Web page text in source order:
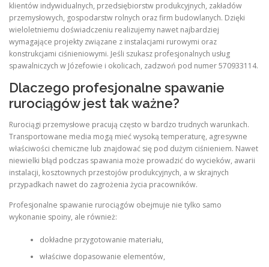
klientów indywidualnych, przedsiębiorstw produkcyjnych, zakładów
przemysłowych, gospodarstw rolnych oraz firm budowlanych. Dzięki
wieloletniemu doświadczeniu realizujemy nawet najbardziej
wymagające projekty związane z instalacjami rurowymi oraz
konstrukcjami ciśnieniowymi. Jeśli szukasz profesjonalnych usług
spawalniczych w Józefowie i okolicach, zadzwoń pod numer 570933114.
Dlaczego profesjonalne spawanie
rurociągów jest tak ważne?
Rurociągi przemysłowe pracują często w bardzo trudnych warunkach.
Transportowane media mogą mieć wysoką temperaturę, agresywne
właściwości chemiczne lub znajdować się pod dużym ciśnieniem. Nawet
niewielki błąd podczas spawania może prowadzić do wycieków, awarii
instalacji, kosztownych przestojów produkcyjnych, a w skrajnych
przypadkach nawet do zagrożenia życia pracowników.
Profesjonalne spawanie rurociągów obejmuje nie tylko samo
wykonanie spoiny, ale również:
dokładne przygotowanie materiału,
właściwe dopasowanie elementów,